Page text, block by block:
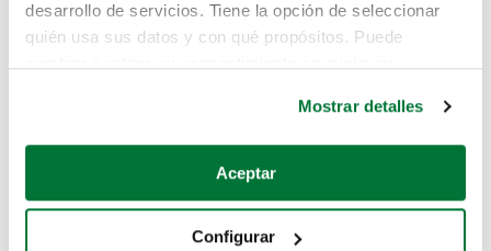
desarrollo de servicios. Tiene la opción de seleccionar
quién usa sus datos y con qué propósitos. Puede
Si lo permite, también quisiéramos:
Recopilar información sobre su ubicación geográfica
Mostrar detalles
Aceptar
Configurar
Pero puedes encontrar el coche que estás
buscando en alguno de estos enlaces:
Coches de segunda mano
Coches de km0